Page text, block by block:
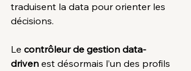
traduisent la data pour orienter les
décisions.
Le contrôleur de gestion data-
driven est désormais l’un des profils